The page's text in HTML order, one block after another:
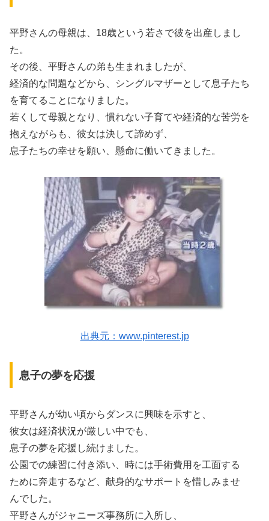
平野さんの母親は、18歳という若さで彼を出産しまし
た。
その後、平野さんの弟も生まれましたが、
経済的な問題などから、シングルマザーとして息子たち
を育てることになりました。
若くして母親となり、慣れない子育てや経済的な苦労を
抱えながらも、彼女は決して諦めず、
息子たちの幸せを願い、懸命に働いてきました。
出典元：www.pinterest.jp
息子の夢を応援
平野さんが幼い頃からダンスに興味を示すと、
彼女は経済状況が厳しい中でも、
息子の夢を応援し続けました。
公園での練習に付き添い、時には手術費用を工面する
ために奔走するなど、献身的なサポートを惜しみませ
んでした。
平野さんがジャニーズ事務所に入所し、